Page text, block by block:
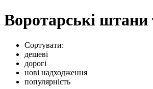
Воротарські
Сортувати:
дешеві
дорогі
нові надходження
популярність